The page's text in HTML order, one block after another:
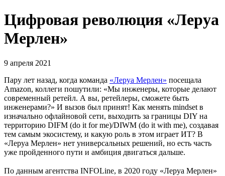
Цифровая революция «Леруа
Мерлен»
9 апреля 2021
Пару лет назад, когда команда «Леруа Мерлен» посещала
Amazon, коллеги пошутили: «Мы инженеры, которые делают
современный ретейл. А вы, ретейлеры, сможете быть
инженерами?» И вызов был принят! Как менять mindset в
изначально офлайновой сети, выходить за границы DIY на
территорию DIFM (do it for me)/DIWM (do it with me), создавая
тем самым экосистему, и какую роль в этом играет ИТ? В
«Леруа Мерлен» нет универсальных решений, но есть часть
уже пройденного пути и амбиция двигаться дальше.
По данным агентства INFOLine, в 2020 году «Леруа Мерлен»